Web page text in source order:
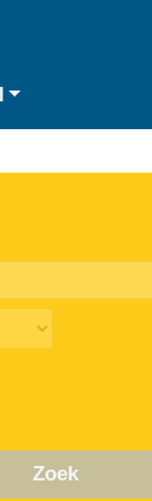
Zoek